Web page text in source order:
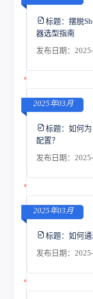
标题： 摆脱
器选型指南
发布日期：
2025年03月
标题： 如何
配置？
发布日期：
2025年03月
标题： 如何通
发布日期：